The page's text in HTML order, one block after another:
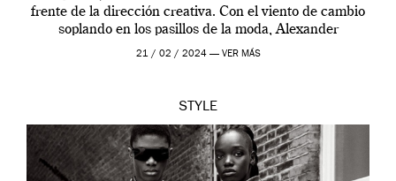
frente de la dirección creativa. Con el viento de cambio
soplando en los pasillos de la moda, Alexander
McQueen se prepara para una […]
21 / 02 / 2024 — VER MÁS
STYLE